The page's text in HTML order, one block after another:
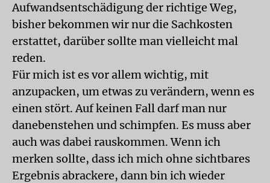
Aufwandsentschädigung der richtige Weg,
bisher bekommen wir nur die Sachkosten
erstattet, darüber sollte man vielleicht mal
reden.
Für mich ist es vor allem wichtig, mit
anzupacken, um etwas zu verändern, wenn es
einen stört. Auf keinen Fall darf man nur
danebenstehen und schimpfen. Es muss aber
auch was dabei rauskommen. Wenn ich
merken sollte, dass ich mich ohne sichtbares
Ergebnis abrackere, dann bin ich wieder